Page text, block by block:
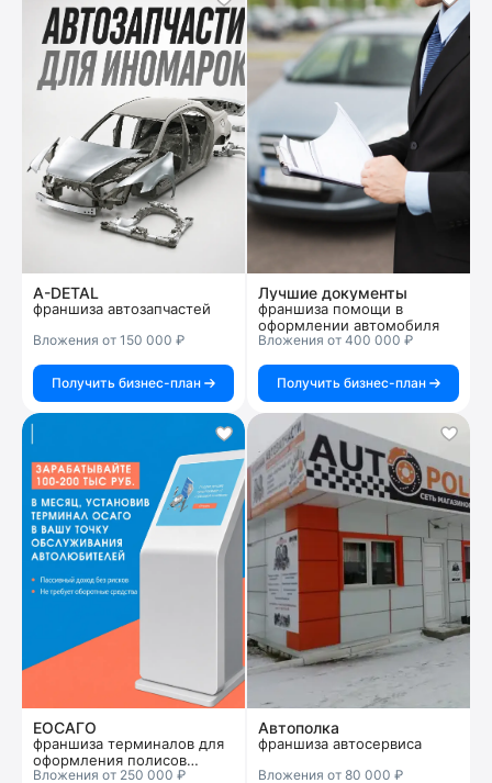
A-DETAL
франшиза автозапчастей
Вложения от 150 000 ₽
Получить бизнес-план
Лучшие документы
франшиза помощи в
оформлении автомобиля
Вложения от 400 000 ₽
Получить бизнес-план
ЕОСАГО
франшиза терминалов для
оформления полисов
ОСАГО
Вложения от 250 000 ₽
Автополка
франшиза автосервиса
Вложения от 80 000 ₽